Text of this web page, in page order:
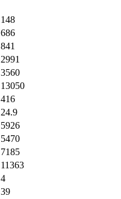
148
686
841
2991
3560
13050
416
24.9
5926
5470
7185
11363
4
39